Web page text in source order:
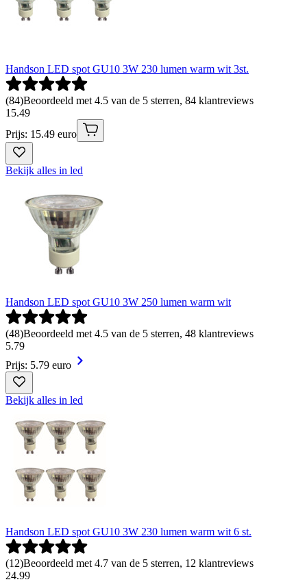
Handson LED spot GU10 3W 230 lumen warm wit 3st.
(84)Beoordeeld met 4.5 van de 5 sterren, 84 klantreviews
15.49
Prijs: 15.49 euro
Bekijk alles in led
Handson LED spot GU10 3W 250 lumen warm wit
(48)Beoordeeld met 4.5 van de 5 sterren, 48 klantreviews
5.79
Prijs: 5.79 euro
Bekijk alles in led
Handson LED spot GU10 3W 230 lumen warm wit 6 st.
(12)Beoordeeld met 4.7 van de 5 sterren, 12 klantreviews
24.99